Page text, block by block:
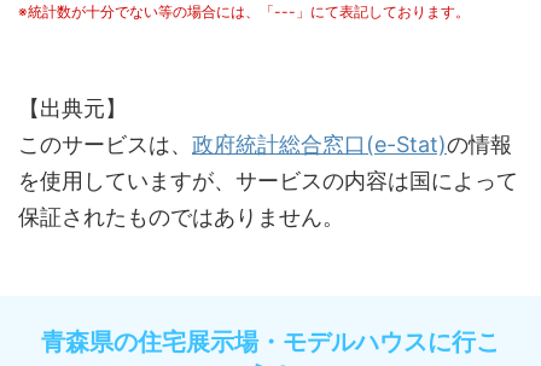
※統計数が十分でない等の場合には、「---」にて表記しております。
【出典元】
このサービスは、 政府統計総合窓口(e-Stat)の情報
を使用していますが、サービスの内容は国によって
保証されたものではありません。
青森県の住宅展示場・モデルハウスに行こ